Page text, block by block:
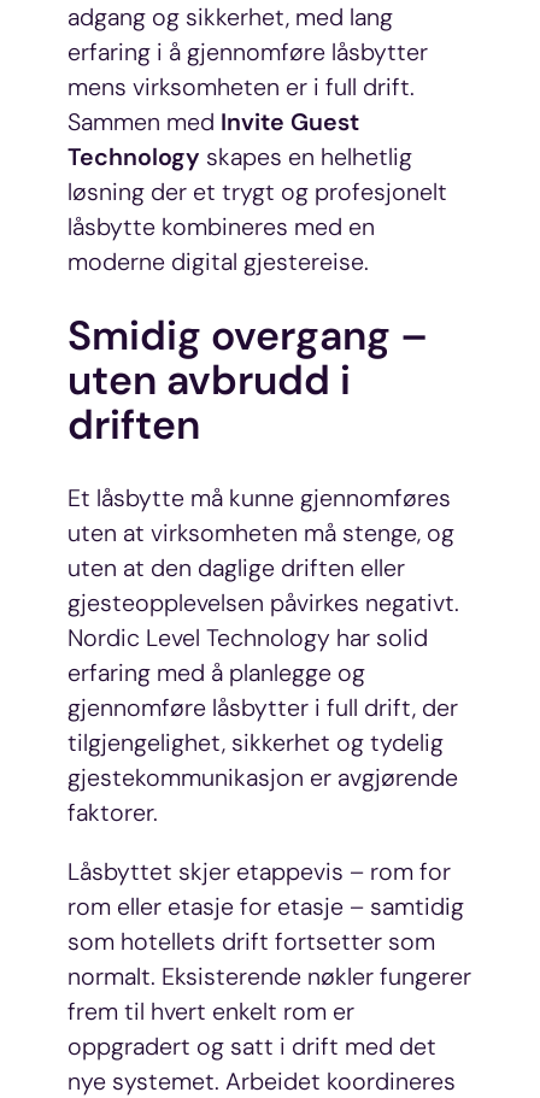
adgang og sikkerhet, med lang
erfaring i å gjennomføre låsbytter
mens virksomheten er i full drift.
Sammen med Invite Guest
Technology skapes en helhetlig
løsning der et trygt og profesjonelt
låsbytte kombineres med en
moderne digital gjestereise.
Smidig overgang –
uten avbrudd i
driften
Et låsbytte må kunne gjennomføres
uten at virksomheten må stenge, og
uten at den daglige driften eller
gjesteopplevelsen påvirkes negativt.
Nordic Level Technology har solid
erfaring med å planlegge og
gjennomføre låsbytter i full drift, der
tilgjengelighet, sikkerhet og tydelig
gjestekommunikasjon er avgjørende
faktorer.
Låsbyttet skjer etappevis – rom for
rom eller etasje for etasje – samtidig
som hotellets drift fortsetter som
normalt. Eksisterende nøkler fungerer
frem til hvert enkelt rom er
oppgradert og satt i drift med det
nye systemet. Arbeidet koordineres